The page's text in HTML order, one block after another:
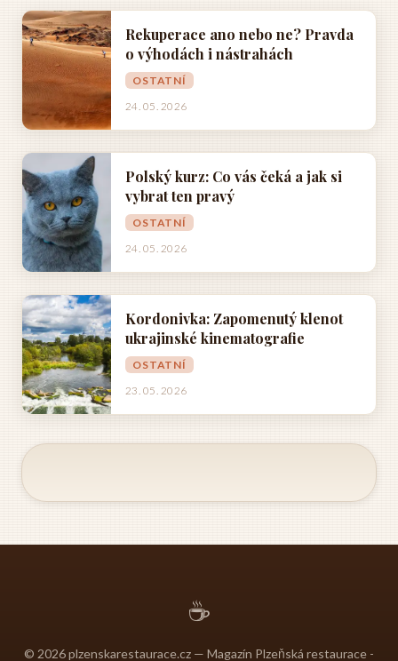
Rekuperace ano nebo ne? Pravda
o výhodách i nástrahách
OSTATNÍ
24. 05. 2026
Polský kurz: Co vás čeká a jak si
vybrat ten pravý
OSTATNÍ
24. 05. 2026
Kordonivka: Zapomenutý klenot
ukrajinské kinematografie
OSTATNÍ
23. 05. 2026
☕
© 2026 plzenskarestaurace.cz — Magazín Plzeňská restaurace -